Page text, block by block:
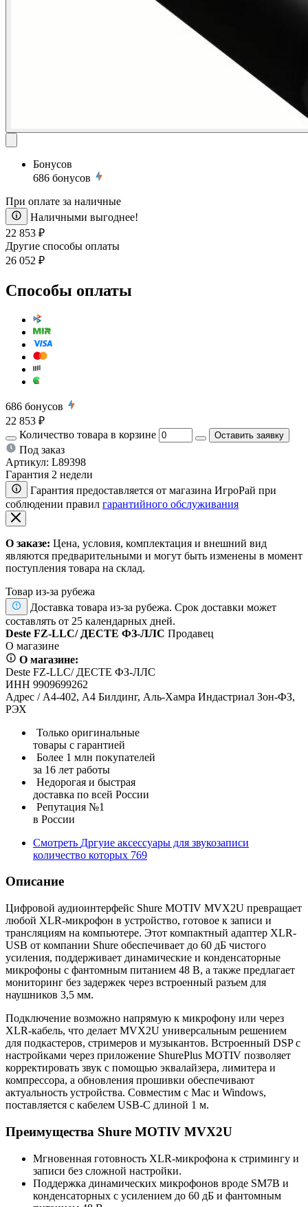
Бонусов
686 бонусов
При оплате за наличные
Наличными выгоднее!
22 853 ₽
Другие способы оплаты
26 052 ₽
Способы оплаты
686 бонусов
22 853 ₽
Количество товара в корзине
Оставить заявку
Под заказ
Артикул: L89398
Гарантия 2 недели
Гарантия предоставляется от магазина ИгроРай при
соблюдении правил гарантийного обслуживания
О заказе: Цена, условия, комплектация и внешний вид
являются предварительными и могут быть изменены в момент
поступления товара на склад.
Товар из-за рубежа
Доставка товара из-за рубежа. Срок доставки может
составлять от 25 календарных дней.
Deste FZ-LLC/ ДЕСТЕ ФЗ-ЛЛС Продавец
О магазине
О магазине:
Deste FZ-LLC/ ДЕСТЕ ФЗ-ЛЛС
ИНН 9909699262
Адрес / А4-402, А4 Билдинг, Аль-Хамра Индастриал Зон-ФЗ,
РЭХ
Только оригинальные
товары с гарантией
Более 1 млн покупателей
за 16 лет работы
Недорогая и быстрая
доставка по всей России
Репутация №1
в России
Смотреть Дргуие аксессуары для звукозаписи
количество которых 769
Описание
Цифровой аудиоинтерфейс Shure MOTIV MVX2U превращает
любой XLR-микрофон в устройство, готовое к записи и
трансляциям на компьютере. Этот компактный адаптер XLR-
USB от компании Shure обеспечивает до 60 дБ чистого
усиления, поддерживает динамические и конденсаторные
микрофоны с фантомным питанием 48 В, а также предлагает
мониторинг без задержек через встроенный разъем для
наушников 3,5 мм.
Подключение возможно напрямую к микрофону или через
XLR-кабель, что делает MVX2U универсальным решением
для подкастеров, стримеров и музыкантов. Встроенный DSP с
настройками через приложение ShurePlus MOTIV позволяет
корректировать звук с помощью эквалайзера, лимитера и
компрессора, а обновления прошивки обеспечивают
актуальность устройства. Совместим с Mac и Windows,
поставляется с кабелем USB-C длиной 1 м.
Преимущества Shure MOTIV MVX2U
Мгновенная готовность XLR-микрофона к стримингу и
записи без сложной настройки.
Поддержка динамических микрофонов вроде SM7B и
конденсаторных с усилением до 60 дБ и фантомным